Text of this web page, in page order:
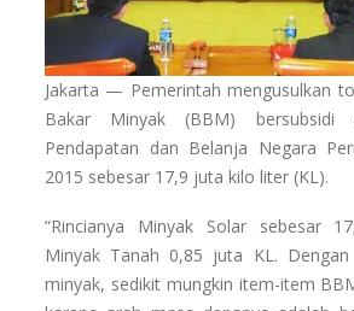
Jakarta — Pemerintah mengusulkan
Bakar Minyak (BBM) bersubsidi
Pendapatan dan Belanja Negara
2015 sebesar 17,9 juta kilo liter (KL).
“Rincianya Minyak Solar sebesar
Minyak Tanah 0,85 juta KL. Dengan
minyak, sedikit mungkin item-item